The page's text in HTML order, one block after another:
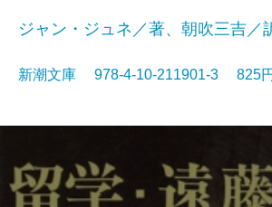
ジャン・ジュネ／著、朝吹三吉／
新潮文庫 978-4-10-211901-3 825